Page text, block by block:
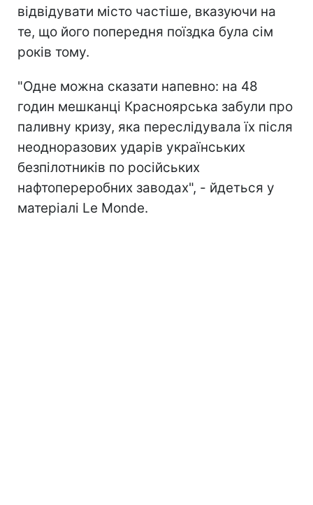
відвідувати місто частіше, вказуючи на
те, що його попередня поїздка була сім
років тому.
"Одне можна сказати напевно: на 48
годин мешканці Красноярська забули про
паливну кризу, яка переслідувала їх після
неодноразових ударів українських
безпілотників по російських
нафтопереробних заводах", - йдеться у
матеріалі Le Monde.